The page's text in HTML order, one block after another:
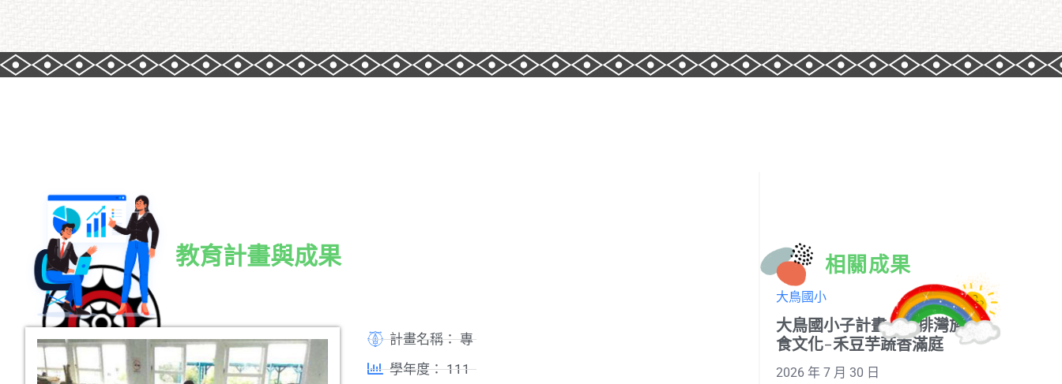
教育計畫與成果
計畫名稱： 專
學年度： 111
相關成果
大鳥國小
大鳥國小子計畫-1-2排灣族飲
食文化-禾豆芋蔬香滿庭
2026 年 7 月 30 日